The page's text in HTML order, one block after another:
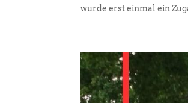
wurde erst einmal ein